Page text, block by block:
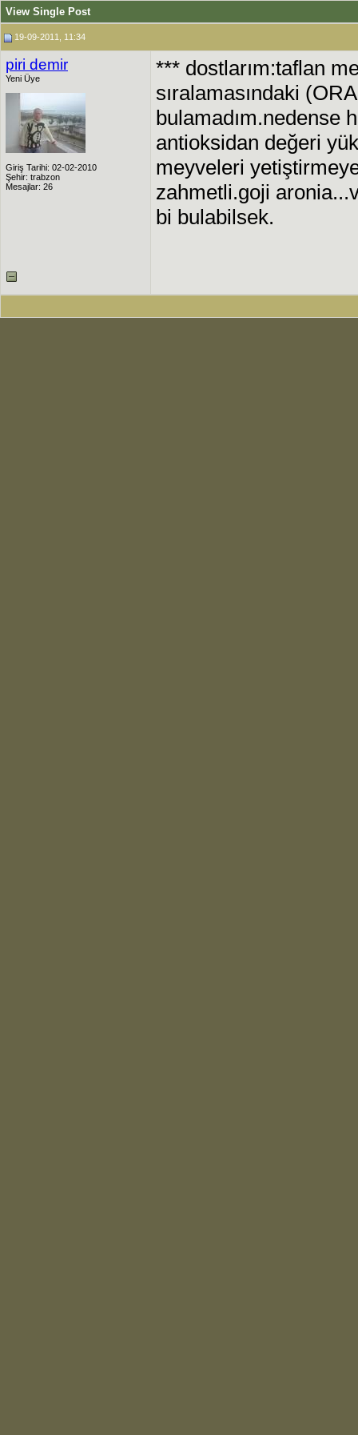
View Single Post
19-09-2011, 11:34
piri demir
Yeni Üye
Giriş Tarihi: 02-02-2010
Şehir: trabzon
Mesajlar: 26
*** dostlarım:taflan
sıralamasındaki
bulamadım.nedense
antioksidan değeri
meyveleri
zahmetli.goji
bi bulabilsek.